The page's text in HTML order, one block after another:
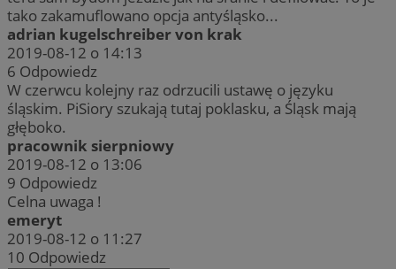
tako zakamuflowano opcja antyśląsko...
adrian kugelschreiber von krak
2019-08-12 o 14:13
6 Odpowiedz
W czerwcu kolejny raz odrzucili ustawę o języku
śląskim. PiSiory szukają tutaj poklasku, a Śląsk mają
głęboko.
pracownik sierpniowy
2019-08-12 o 13:06
9 Odpowiedz
Celna uwaga !
emeryt
2019-08-12 o 11:27
10 Odpowiedz